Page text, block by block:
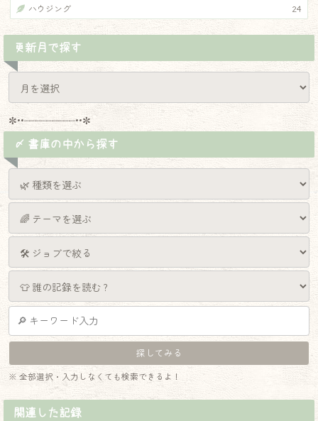
ハウジング 24
更新月で探す
✼••┈┈┈┈┈┈┈┈┈••✼
〆 書庫の中から探す
※ 全部選択・入力しなくても検索できるよ！
関連した記録